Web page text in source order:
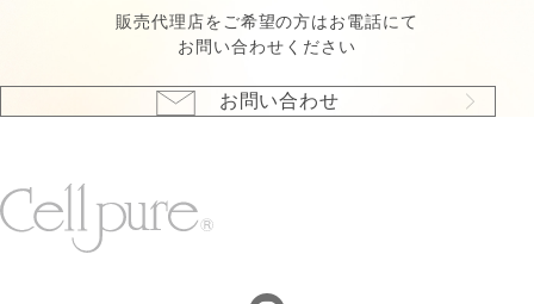
販売代理店をご希望の方はお電話にて
お問い合わせください
お問い合わせ